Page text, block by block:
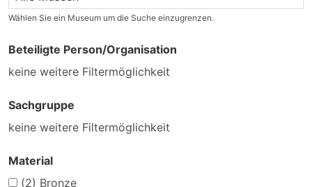
Wählen Sie ein Museum um die Suche einzugrenzen.
Beteiligte Person/Organisation
keine weitere Filtermöglichkeit
Sachgruppe
keine weitere Filtermöglichkeit
Material
(2) Bronze